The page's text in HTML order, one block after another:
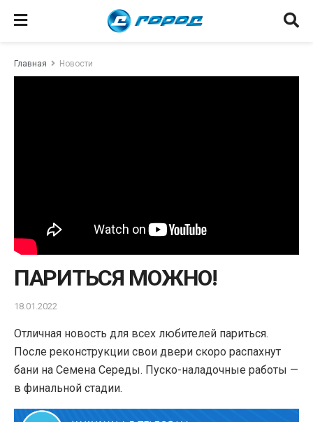
Главная Новости
ПАРИТЬСЯ МОЖНО!
18.01.2022
Отличная новость для всех любителей париться.
После реконструкции свои двери скоро распахнут
бани на Семена Середы. Пуско-наладочные работы —
в финальной стадии.